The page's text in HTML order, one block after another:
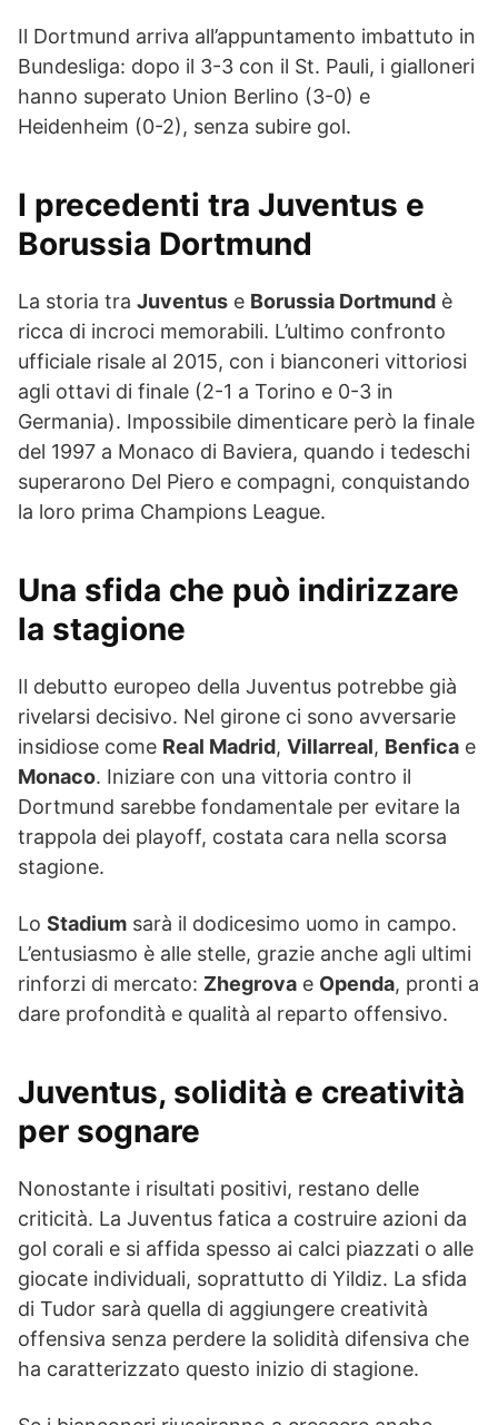
Il Dortmund arriva all’appuntamento imbattuto in
Bundesliga: dopo il 3-3 con il St. Pauli, i gialloneri
hanno superato Union Berlino (3-0) e
Heidenheim (0-2), senza subire gol.
I precedenti tra Juventus e
Borussia Dortmund
La storia tra Juventus e Borussia Dortmund è
ricca di incroci memorabili. L’ultimo confronto
ufficiale risale al 2015, con i bianconeri vittoriosi
agli ottavi di finale (2-1 a Torino e 0-3 in
Germania). Impossibile dimenticare però la finale
del 1997 a Monaco di Baviera, quando i tedeschi
superarono Del Piero e compagni, conquistando
la loro prima Champions League.
Una sfida che può indirizzare
la stagione
Il debutto europeo della Juventus potrebbe già
rivelarsi decisivo. Nel girone ci sono avversarie
insidiose come Real Madrid, Villarreal, Benfica e
Monaco. Iniziare con una vittoria contro il
Dortmund sarebbe fondamentale per evitare la
trappola dei playoff, costata cara nella scorsa
stagione.
Lo Stadium sarà il dodicesimo uomo in campo.
L’entusiasmo è alle stelle, grazie anche agli ultimi
rinforzi di mercato: Zhegrova e Openda, pronti a
dare profondità e qualità al reparto offensivo.
Juventus, solidità e creatività
per sognare
Nonostante i risultati positivi, restano delle
criticità. La Juventus fatica a costruire azioni da
gol corali e si affida spesso ai calci piazzati o alle
giocate individuali, soprattutto di Yildiz. La sfida
di Tudor sarà quella di aggiungere creatività
offensiva senza perdere la solidità difensiva che
ha caratterizzato questo inizio di stagione.